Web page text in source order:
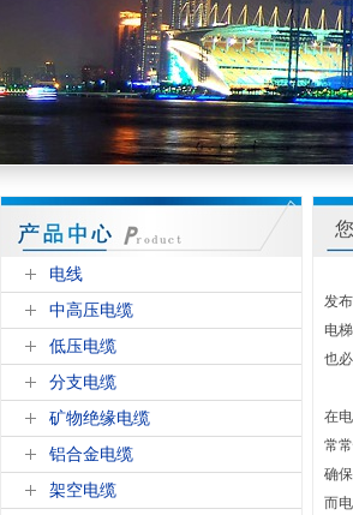
电线
中高压电缆
低压电缆
分支电缆
矿物绝缘电缆
铝合金电缆
架空电缆
发
电
也
在
常
确
而